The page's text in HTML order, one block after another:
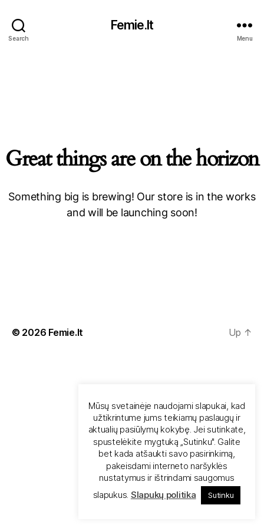
Search
Femie.lt
Menu
Great things are on the horizon
Something big is brewing! Our store is in the works
and will be launching soon!
© 2026 Femie.lt Up ↑
Mūsų svetainėje naudojami slapukai, kad
užtikrintume jums teikiamų paslaugų ir
aktualių pasiūlymų kokybę. Jei sutinkate,
spustelėkite mygtuką „Sutinku". Galite
bet kada atšaukti savo pasirinkimą,
pakeisdami interneto naršyklės
nustatymus ir ištrindami saugomus
slapukus. Slapukų politika Sutinku